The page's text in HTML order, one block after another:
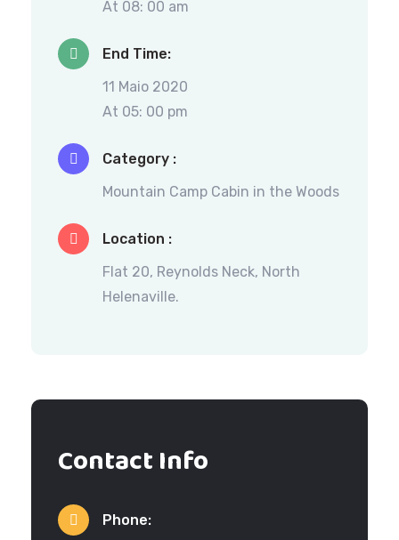
At 08: 00 am
End Time:
11 Maio 2020
At 05: 00 pm
Category :
Mountain Camp Cabin in the Woods
Location :
Flat 20, Reynolds Neck, North
Helenaville.
Contact Info
Phone: